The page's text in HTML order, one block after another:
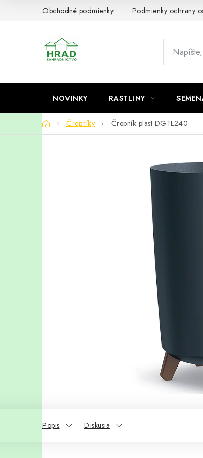
Obchodné podmienky Podmienky ochrany
NOVINKY RASTLINY
DomovČrepníky Črepník plast DGTL240
Popis Diskusia